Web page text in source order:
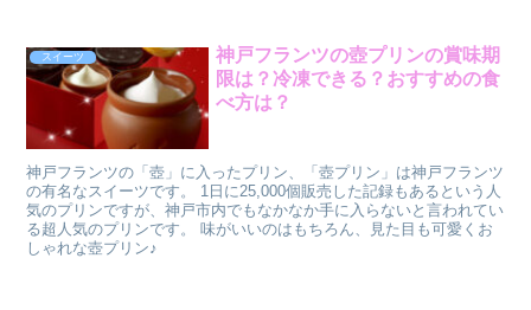
スイーツ
神戸フランツの壺プリンの賞味期
限は？冷凍できる？おすすめの食
べ方は？
神戸フランツの「壺」に入ったプリン、「壺プリン」は神戸フランツ
の有名なスイーツです。 1日に25,000個販売した記録もあるという人
気のプリンですが、神戸市内でもなかなか手に入らないと言われてい
る超人気のプリンです。 味がいいのはもちろん、見た目も可愛くお
しゃれな壺プリン♪